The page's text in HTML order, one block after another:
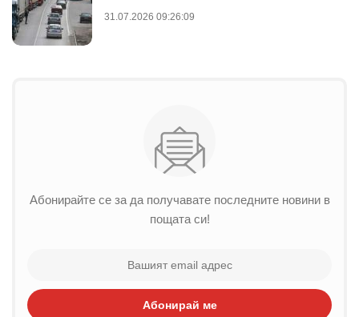
31.07.2026 09:26:09
Абонирайте се за да получавате последните новини в
пощата си!
Абонирай ме